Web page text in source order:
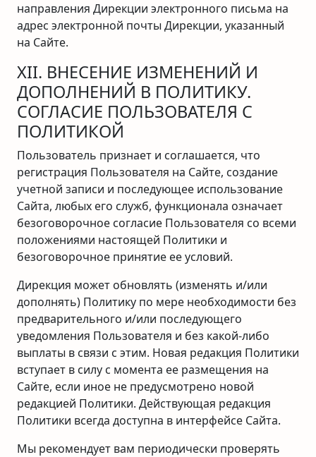
направления Дирекции электронного письма на
адрес электронной почты Дирекции, указанный
на Сайте.
XII. ВНЕСЕНИЕ ИЗМЕНЕНИЙ И
ДОПОЛНЕНИЙ В ПОЛИТИКУ.
СОГЛАСИЕ ПОЛЬЗОВАТЕЛЯ С
ПОЛИТИКОЙ
Пользователь признает и соглашается, что
регистрация Пользователя на Сайте, создание
учетной записи и последующее использование
Сайта, любых его служб, функционала означает
безоговорочное согласие Пользователя со всеми
положениями настоящей Политики и
безоговорочное принятие ее условий.
Дирекция может обновлять (изменять и/или
дополнять) Политику по мере необходимости без
предварительного и/или последующего
уведомления Пользователя и без какой-либо
выплаты в связи с этим. Новая редакция Политики
вступает в силу с момента ее размещения на
Сайте, если иное не предусмотрено новой
редакцией Политики. Действующая редакция
Политики всегда доступна в интерфейсе Сайта.
Мы рекомендует вам периодически проверять